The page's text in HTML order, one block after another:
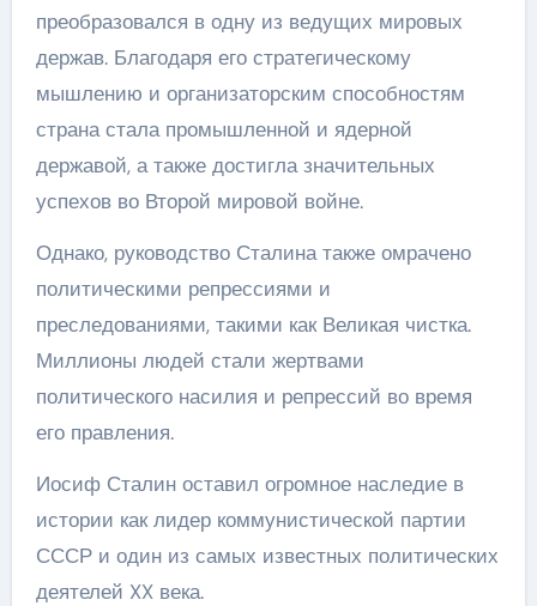
преобразовался в одну из ведущих мировых
держав. Благодаря его стратегическому
мышлению и организаторским способностям
страна стала промышленной и ядерной
державой, а также достигла значительных
успехов во Второй мировой войне.
Однако, руководство Сталина также омрачено
политическими репрессиями и
преследованиями, такими как Великая чистка.
Миллионы людей стали жертвами
политического насилия и репрессий во время
его правления.
Иосиф Сталин оставил огромное наследие в
истории как лидер коммунистической партии
СССР и один из самых известных политических
деятелей XX века.